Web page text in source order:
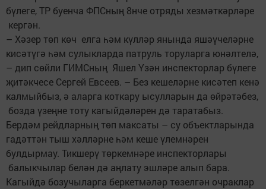
бүлеге, ТР буенча ФПСның 8нче отряды хезмәткәрләре
кергән.
– Хәзер төп көч елга һәм күлләр янында яшәүчеләрне
кисәтүгә һәм сулык­ларда патруль торуларга юнәлтелә,
– дип сөйли ГИМСның Яшел Үзән инспекторлар бүлеге
җитәкчесе Сергей Евсеев. – Без кешеләрне кисәтеп кенә
калмыйбыз, ә аларга коткару ысулларын да өйрәтәбез,
бозда үзеңне тоту кагыйдәләрен дә таратабыз.
Бердәм рейдларның төп максаты – су объектларында
гадәттән тыш хәлләрне һәм кеше үлемнәрен
булдырмау. Тикшерү төркемнәре инспекторлары
балыкчылар белән дә аңлату эшләре алып бара.
Кагыйдә бозучыларга беркетмәләр төзелгән очраклар